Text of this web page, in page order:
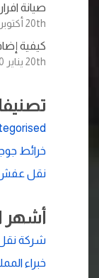
صيانة
20th أكتوبر 2024
كيفية
20th يناير 2020
خرائط
نقل
أشهر
شركة نقل
خبراء